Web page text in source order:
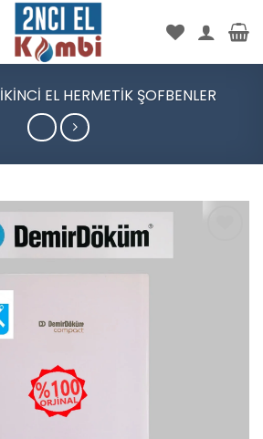
İKINCI EL HERMETIK ŞOFBENLER